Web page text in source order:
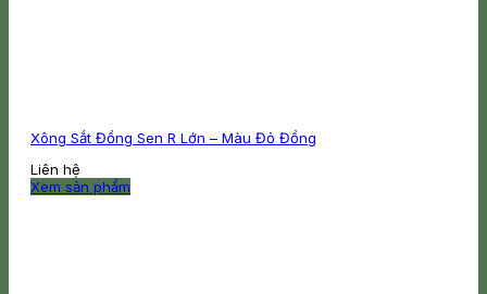
Xông Sắt Đồng Sen R Lớn – Màu Đỏ Đồng
Liên hệ
Xem sản phẩm